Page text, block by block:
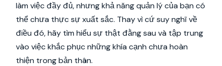
làm việc đầy đủ, nhưng khả năng quản lý của bạn có
thể chưa thực sự xuất sắc. Thay vì cứ suy nghĩ về
điều đó, hãy tìm hiểu sự thật đằng sau và tập trung
vào việc khắc phục những khía cạnh chưa hoàn
thiện trong bản thân.